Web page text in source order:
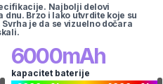
Najbolji delovi
Brzo i lako utvrdite koje su
je da se vizuelno dočara
6000mAh
kapacitet baterije